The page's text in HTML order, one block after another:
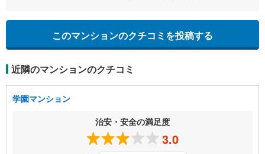
このマンションのクチコミを投稿する
近隣のマンションのクチコミ
学園マンション
治安・安全の満足度
3.0